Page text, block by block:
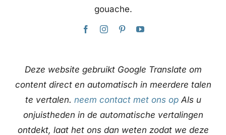
gouache.
Deze website gebruikt Google Translate om
content direct en automatisch in meerdere talen
te vertalen. neem contact met ons opAls u
onjuistheden in de automatische vertalingen
ontdekt, laat het ons dan weten zodat we deze